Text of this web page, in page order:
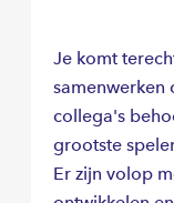
Je komt
samenwerken
collega's
grootste
Er zijn volop